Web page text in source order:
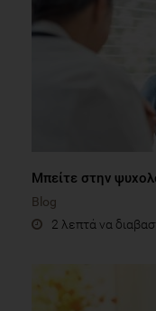
Μπείτε στην
Blog
2 λεπτά να